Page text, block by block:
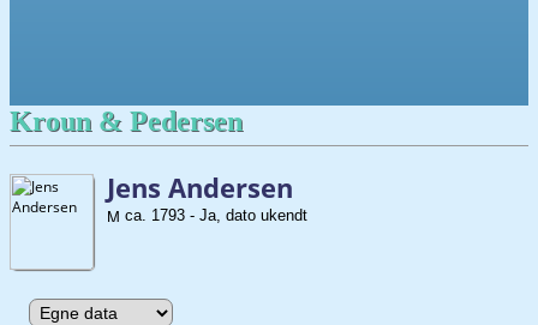
Kroun & Pedersen
Jens Andersen
ca. 1793 - Ja, dato ukendt